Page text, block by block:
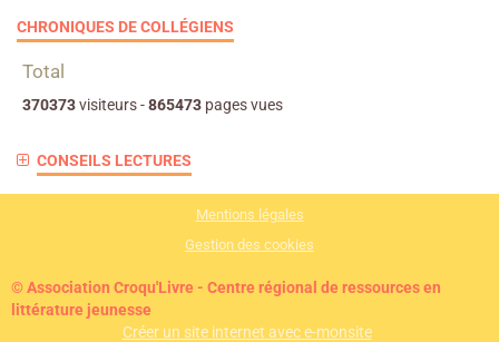
CHRONIQUES DE COLLÉGIENS
Total
370373visiteurs -865473 pages vues
CONSEILS LECTURES
Mentions légales
Gestion des cookies
© Association Croqu'Livre - Centre régional de ressources en
littérature jeunesse
Créer un site internet avec e-monsite